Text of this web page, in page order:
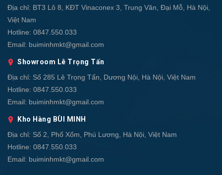
Địa chỉ: BT3 Lô 8, KĐT Vinaconex 3, Trung Văn, Đại Mỗ, Hà Nội,
Việt Nam
Hotline: 0847.550.033
Email: buiminhmkt@gmail.com
Showroom Lê Trọng Tấn
Địa chỉ: Số 285 Lê Trọng Tấn, Dương Nội, Hà Nội, Việt Nam
Hotline: 0847.550.033
Email: buiminhmkt@gmail.com
Kho Hàng BÙI MINH
Địa chỉ: Số 2, Phố Xốm, Phú Lương, Hà Nội, Việt Nam
Hotline: 0847.550.033
Email: buiminhmkt@gmail.com